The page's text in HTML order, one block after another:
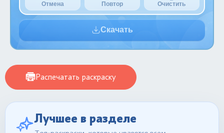
Отмена Повтор Очистить
Скачать
Распечатать раскраску
Лучшее в разделе